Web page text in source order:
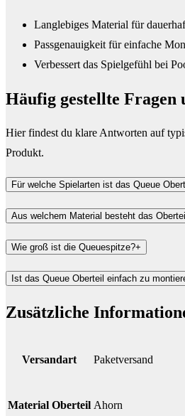
Langlebiges Material für
Passgenauigkeit für einfache
Verbessert das Spielgefühl bei
Häufig gestellte Fragen
Hier findest du klare Antworten auf
Produkt.
Für welche Spielarten ist das Queue
Aus welchem Material besteht das
Wie groß ist die Queuespitze?+
Ist das Queue Oberteil einfach zu
Zusätzliche
Versandart Paketversand
Material Oberteil Ahorn